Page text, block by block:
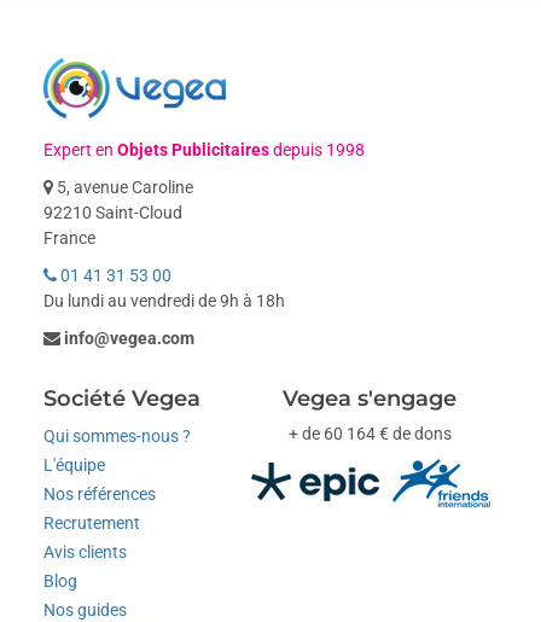
Expert enObjets Publicitairesdepuis 1998
5, avenue Caroline
92210 Saint-Cloud
France
01 41 31 53 00
Du lundi au vendredi de 9h à 18h
info@vegea.com
Société Vegea
Qui sommes-nous ?
L'équipe
Nos références
Recrutement
Avis clients
Blog
Nos guides
Vegea s'engage
+ de 60 164 € de dons